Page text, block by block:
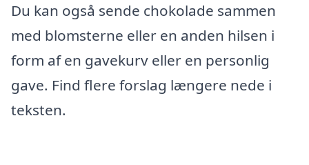
Du kan også sende chokolade sammen
med blomsterne eller en anden hilsen i
form af en gavekurv eller en personlig
gave. Find flere forslag længere nede i
teksten.